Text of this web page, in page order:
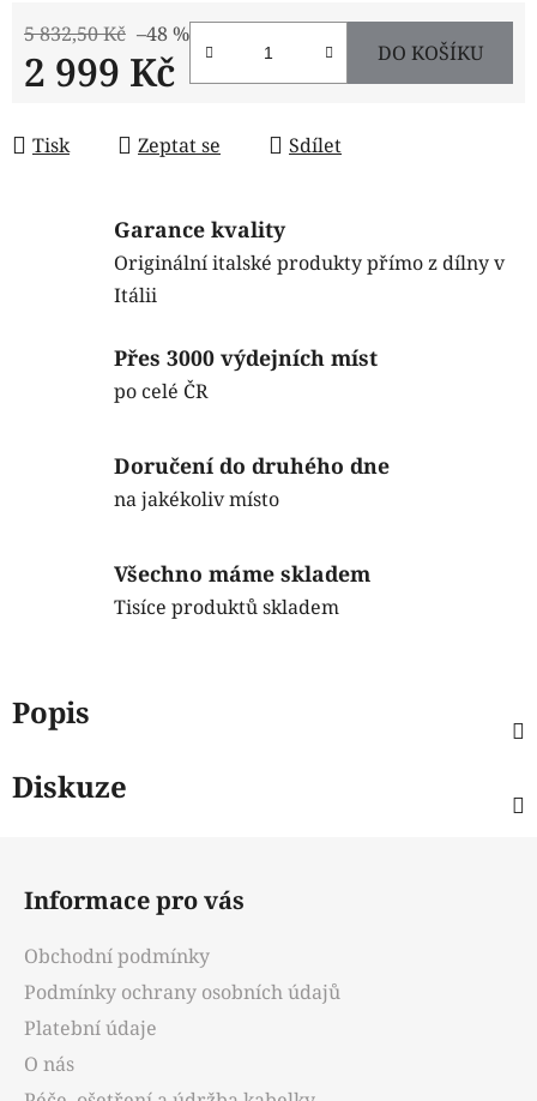
5 832,50 Kč –48 %
2 999 Kč DO KOŠÍKU
Tisk Zeptat se Sdílet
Garance kvality
Originální italské produkty přímo z dílny v
Itálii
Přes 3000 výdejních míst
po celé ČR
Doručení do druhého dne
na jakékoliv místo
Všechno máme skladem
Tisíce produktů skladem
Popis
Diskuze
Informace pro vás
Obchodní podmínky
Podmínky ochrany osobních údajů
Platební údaje
O nás